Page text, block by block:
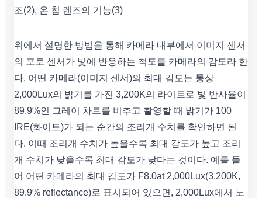
조(2), 온 칩 렌즈의 기능(3)
위에서 설명한 방법을 통해 카메라 내부에서 이미지 센서
의 포토 센서가 빛에 반응하는 척도를 카메라의 감도라 한
다. 어떤 카메라(이미지 센서)의 최대 감도는 통상
2,000Lux의 밝기를 가진 3,200K의 라이트로 빛 반사율이
89.9%인 그레이 차트를 비추고 촬영할 때 밝기가 100
IRE(화이트)가 되는 순간의 조리개 수치를 확인하면 된
다. 이때 조리개 수치가 높을수록 최대 감도가 높고 조리
개 수치가 낮을수록 최대 감도가 낮다는 것이다. 예를 들
어 어떤 카메라의 최대 감도가 F8.0at 2,000Lux(3,200K,
89.9% reflectance)로 표시되어 있으면, 2,000Lux에서 노